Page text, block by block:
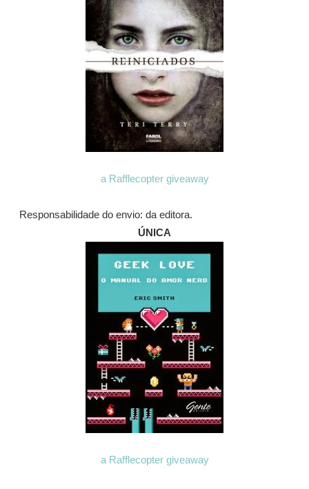
a Rafflecopter giveaway
Responsabilidade do envio: da editora.
ÚNICA
a Rafflecopter giveaway